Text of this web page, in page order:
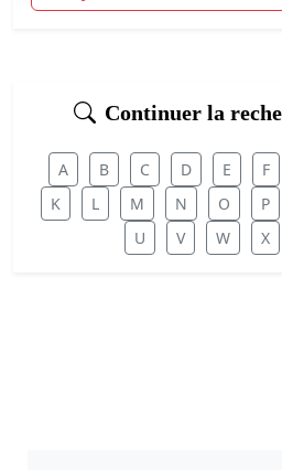
Continuer la
A B C D E F
K
L M N O P
U
V W X